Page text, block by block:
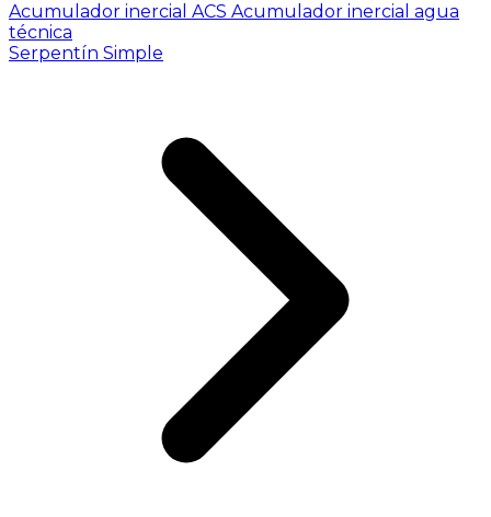
Acumulador inercial ACS Acumulador inercial agua
técnica
Serpentín Simple